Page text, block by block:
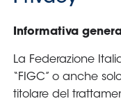
Partner
Paralimpico